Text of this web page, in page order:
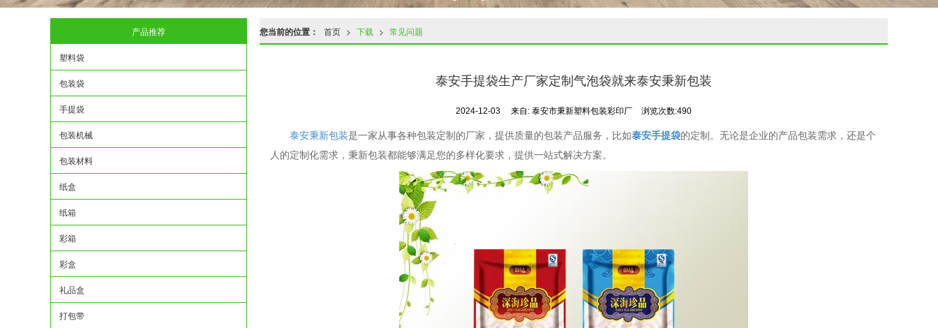
您当前的位置： 首页 > 下载 > 常见问题
泰安手提袋生产厂家定制气泡袋就来泰安秉新包装
2024-12-03 来自: 泰安市秉新塑料包装彩印厂 浏览次数:490
泰安秉新包装是一家从事各种包装定制的厂家，提供质量的包装产品服务，比如泰安手提袋的定制。无论是企业的产品包装需求，还是个
人的定制化需求，秉新包装都能够满足您的多样化要求，提供一站式解决方案。
产品推荐
塑料袋
包装袋
手提袋
包装机械
包装材料
纸盒
纸箱
彩箱
彩盒
礼品盒
打包带